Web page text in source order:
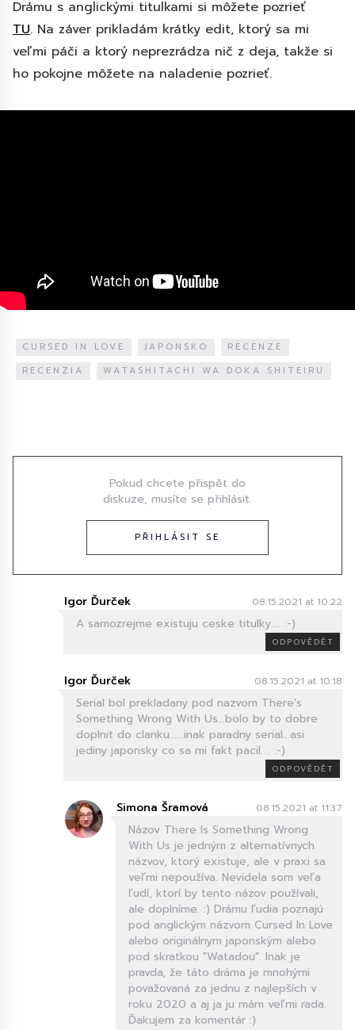
Drámu s anglickými titulkami si môžete pozrieť
TU. Na záver prikladám krátky edit, ktorý sa mi
veľmi páči a ktorý neprezrádza nič z deja, takže si
ho pokojne môžete na naladenie pozrieť.
CURSED IN LOVE JAPONSKO
RECENZE
RECENZIA
WATASHITACHI WA DOKA SHITEIRU
Pokud chcete přispět do
diskuze, musíte se přihlásit.
PŘIHLÁSIT SE
Igor Ďurček 08.15.2021 at 10:22
A samozrejme existuju ceske titulky.... :-)
ODPOVĚDĚT
Igor Ďurček 08.15.2021 at 10:18
Serial bol prekladany pod nazvom There's
Something Wrong With Us...bolo by to dobre
doplnit do clanku......inak paradny serial...asi
jediny japonsky co sa mi fakt pacil.... :-)
ODPOVĚDĚT
Simona Šramová 08.15.2021 at 11:37
Názov There Is Something Wrong
With Us je jedným z alternatívnych
názvov, ktorý existuje, ale v praxi sa
veľmi nepoužíva. Nevidela som veľa
ľudí, ktorí by tento názov používali,
ale doplníme. :) Drámu ľudia poznajú
pod anglickým názvom Cursed In Love
alebo originálnym japonským alebo
pod skratkou "Watadou". Inak je
pravda, že táto dráma je mnohými
považovaná za jednu z najlepších v
roku 2020 a aj ja ju mám veľmi rada.
Ďakujem za komentár :)